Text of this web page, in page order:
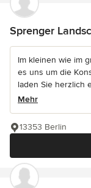
Sprenger
Im kleinen wie im
es uns um die
laden Sie herzlich
Mehr
13353 Berlin